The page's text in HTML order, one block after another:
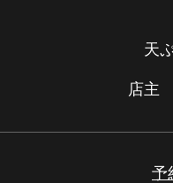
天
店主
予